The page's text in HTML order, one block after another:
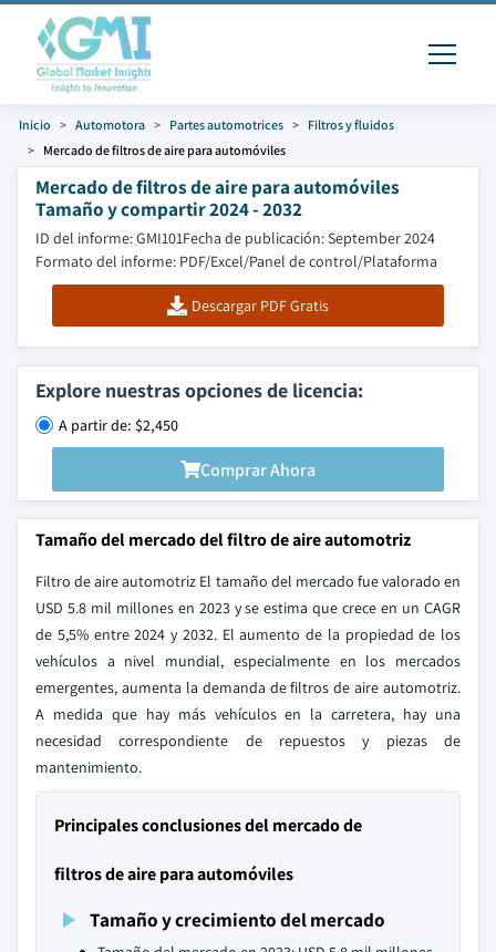
Inicio Automotora Partes automotrices
Filtros y fluidos
Mercado de filtros de aire para automóviles
Mercado de filtros de aire para automóviles
Tamaño y compartir 2024 - 2032
ID del informe: GMI101Fecha de publicación: September 2024
Formato del informe: PDF/Excel/Panel de control/Plataforma
Descargar PDF Gratis
Explore nuestras opciones de licencia:
A partir de: $2,450
Comprar Ahora
Tamaño del mercado del filtro de aire automotriz
Filtro de aire automotriz El tamaño del mercado fue valorado en
USD 5.8 mil millones en 2023 y se estima que crece en un CAGR
de 5,5% entre 2024 y 2032. El aumento de la propiedad de los
vehículos a nivel mundial, especialmente en los mercados
emergentes, aumenta la demanda de filtros de aire automotriz.
A medida que hay más vehículos en la carretera, hay una
necesidad correspondiente de repuestos y piezas de
mantenimiento.
Principales conclusiones del mercado de
filtros de aire para automóviles
Tamaño y crecimiento del mercado